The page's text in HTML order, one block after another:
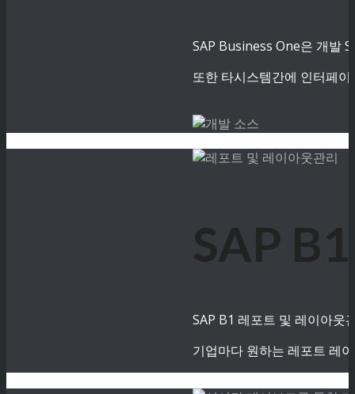
SAP Business One은 개발
또한 타시스템간에 인터페
SAP
SAP B1 레포트 및 레이아웃
기업마다 원하는 레포트 레